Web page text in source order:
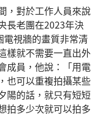
，對於工作人員來說
長老團在2023年決
視牆的畫質非常清
樣就不需要一直出外
成員，他說：「用電
也可以重複拍攝某些
陽的話，就只有短短
拍多少次就可以拍多